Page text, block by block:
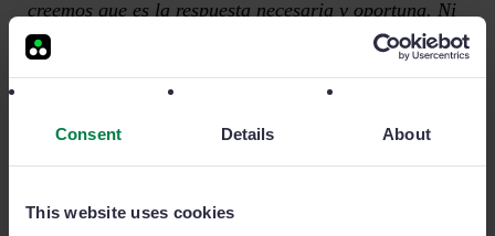
Consent Details About
This website uses cookies
creemos que es la respuesta necesaria y oportuna. Ni
siquiera por miedo a perder algo, como una amistad o
un trabajo, porque lo que podemos perder a la larga
nuestra autoestima.